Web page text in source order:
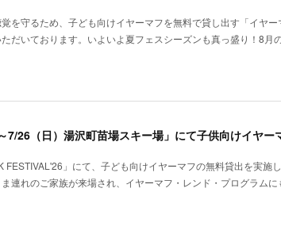
を守るため、子ども向けイヤーマフを無料で貸し出す「イヤー
だいております。いよいよ夏フェスシーズンも真っ盛り！8月
」にて、子ども向けイヤーマフの無料貸出を実施
連れのご家族が来場され、イヤーマフ・レンド・プログラム